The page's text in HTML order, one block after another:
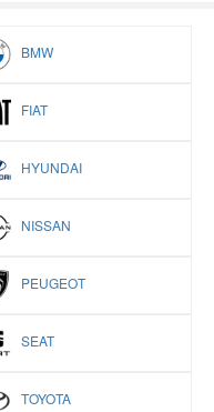
BMW
FIAT
HYUNDAI
NISSAN
PEUGEOT
SEAT
TOYOTA